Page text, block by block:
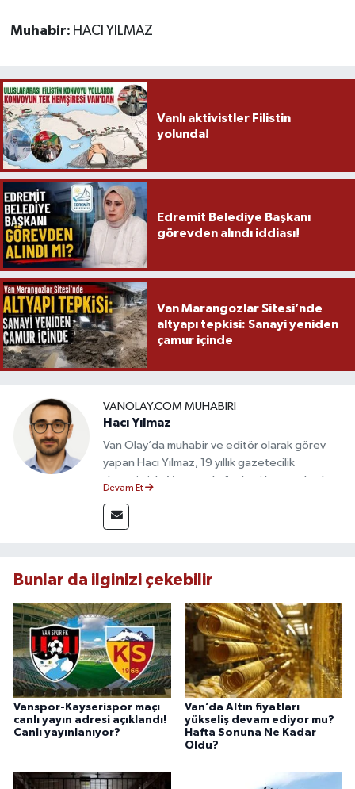
Muhabir: HACI YILMAZ
Vanlı aktivistler Filistin
yolunda!
Edremit Belediye Başkanı
görevden alındı iddiası!
Van Marangozlar Sitesi’nde
altyapı tepkisi: Sanayi yeniden
çamur içinde
VANOLAY.COM MUHABIRI
Hacı Yılmaz
Van Olay’da muhabir ve editör olarak görev
yapan Hacı Yılmaz, 19 yıllık gazetecilik
deneyimiyle Van yerel gündemi başta olmak
takip etmektedir. Editoryal sürece katkı sunan
Yılmaz, tarafsızlık, doğruluk ve etik ilkeler
bilgilendirmektedir.
Devam Et
Bunlar da ilginizi çekebilir
Vanspor-Kayserispor maçı
canlı yayın adresi açıklandı!
Canlı yayınlanıyor?
Van’da Altın fiyatları
yükseliş devam ediyor mu?
Hafta Sonuna Ne Kadar
Oldu?